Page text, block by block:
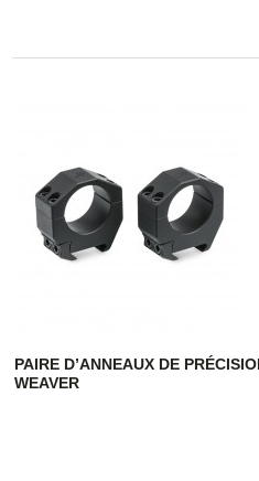
PAIRE D’ANNEAUX DE
WEAVER